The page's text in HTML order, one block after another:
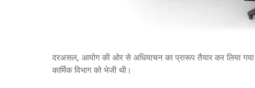
दरअसल, आयोग की ओर से अधियाचन का प्रारूप तैयार कर लिया
कार्मिक विभाग को भेजी थी।